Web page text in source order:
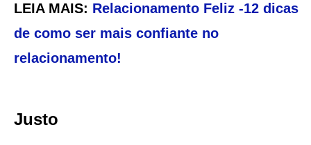
LEIA MAIS: Relacionamento Feliz -12 dicas
de como ser mais confiante no
relacionamento!
Justo